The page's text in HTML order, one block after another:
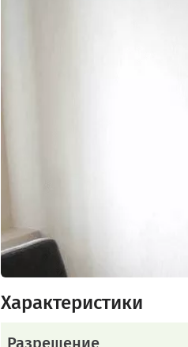
Характеристики
Разрешение